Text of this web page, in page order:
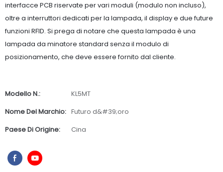
interfacce PCB riservate per vari moduli (modulo non incluso),
oltre a interruttori dedicati per la lampada, il display e due future
funzioni RFID. Si prega di notare che questa lampada è una
lampada da minatore standard senza il modulo di
posizionamento, che deve essere fornito dal cliente.
Modello N.:
KL5MT
Nome Del Marchio: Futuro d&#39;oro
Paese Di Origine:
Cina